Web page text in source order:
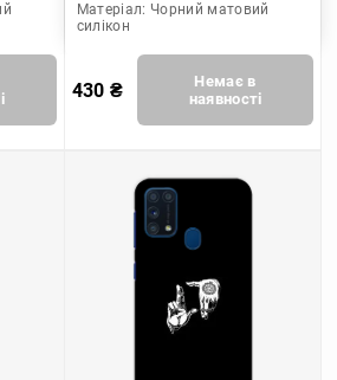
Матеріал: Чорний матовий
силікон
430 ₴
Немає в
наявності